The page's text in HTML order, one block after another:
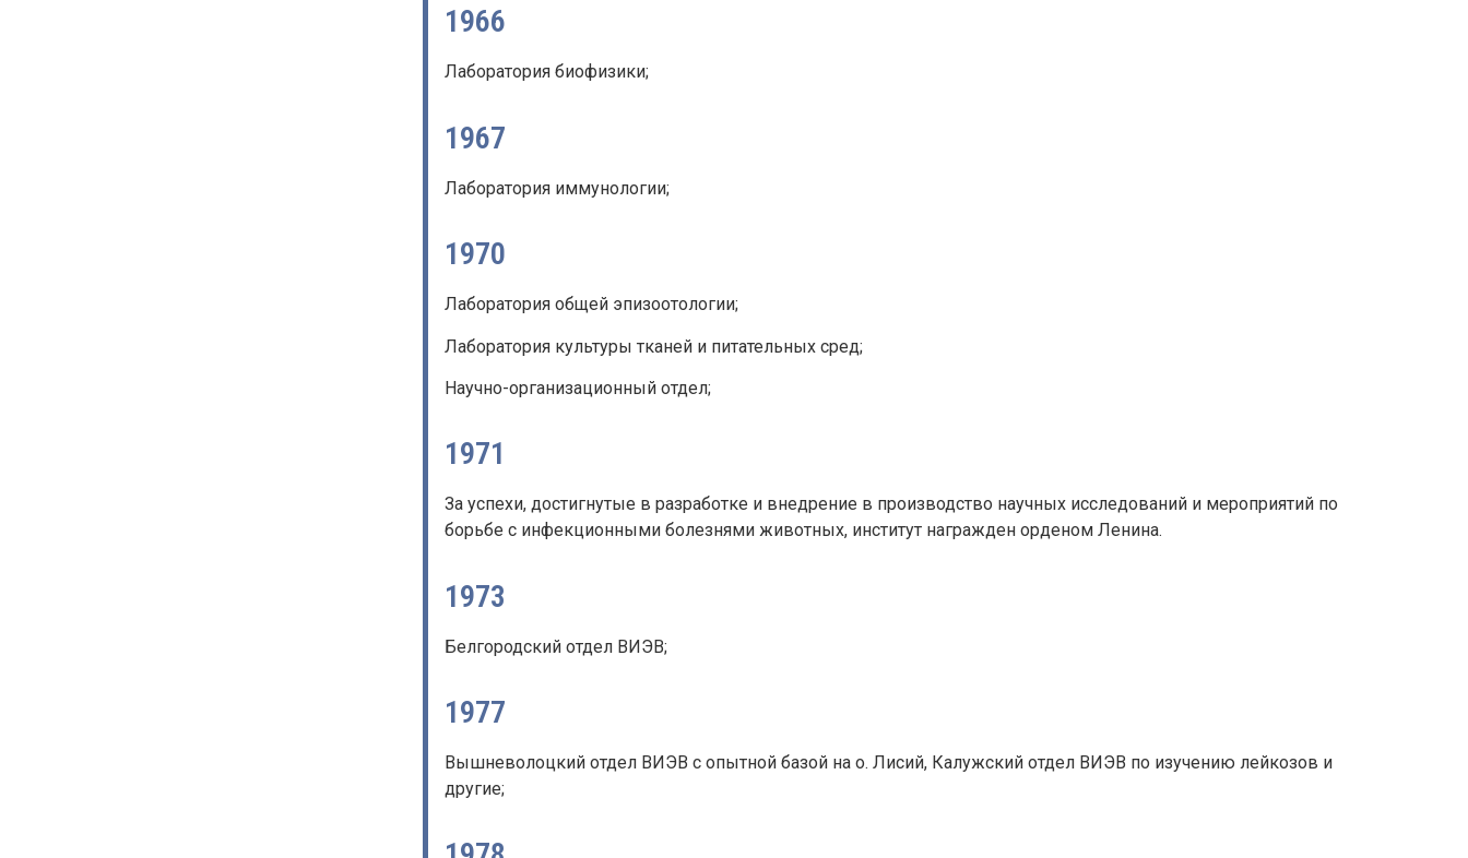
1966
Лаборатория биофизики;
1967
Лаборатория иммунологии;
1970
Лаборатория общей эпизоотологии;
Лаборатория культуры тканей и питательных сред;
Научно-организационный отдел;
1971
За успехи, достигнутые в разработке и внедрение в производство научных исследований и мероприятий по
борьбе с инфекционными болезнями животных, институт награжден орденом Ленина.
1973
Белгородский отдел ВИЭВ;
1977
Вышневолоцкий отдел ВИЭВ с опытной базой на о. Лисий, Калужский отдел ВИЭВ по изучению лейкозов и
другие;